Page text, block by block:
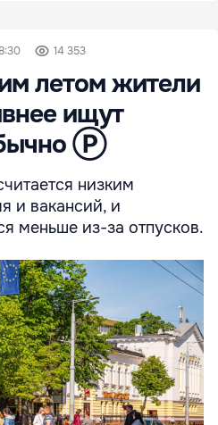
14 353
летом жители
ищут
Ⓟ
низким
и вакансий, и
меньше из-за отпусков.